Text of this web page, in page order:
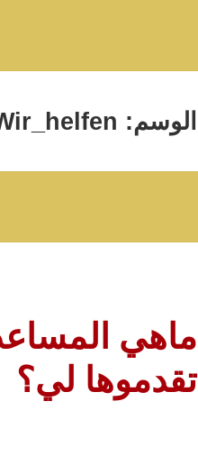
الوسم:
ماهي
تقدموها لي؟